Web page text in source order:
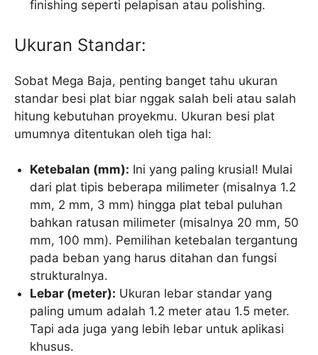
finishing seperti pelapisan atau polishing.
Ukuran Standar:
Sobat Mega Baja, penting banget tahu ukuran
standar besi plat biar nggak salah beli atau salah
hitung kebutuhan proyekmu. Ukuran besi plat
umumnya ditentukan oleh tiga hal:
Ketebalan (mm): Ini yang paling krusial! Mulai
dari plat tipis beberapa milimeter (misalnya 1.2
mm, 2 mm, 3 mm) hingga plat tebal puluhan
bahkan ratusan milimeter (misalnya 20 mm, 50
mm, 100 mm). Pemilihan ketebalan tergantung
pada beban yang harus ditahan dan fungsi
strukturalnya.
Lebar (meter): Ukuran lebar standar yang
paling umum adalah 1.2 meter atau 1.5 meter.
Tapi ada juga yang lebih lebar untuk aplikasi
khusus.